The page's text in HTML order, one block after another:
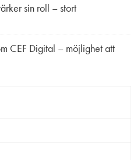
sin roll – stort
CEF Digital – möjlighet att